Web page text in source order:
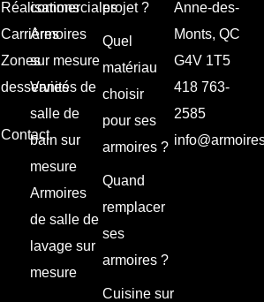
Réalisations
Carrières
Zones
desservies
Contact
commerciales
Armoires
sur mesure
Vanités de
salle de
bain sur
mesure
Armoires
de salle de
lavage sur
mesure
projet ?
Quel
matériau
choisir
pour ses
armoires ?
Quand
remplacer
ses
armoires ?
Cuisine sur
Anne-des-
Monts, QC
G4V 1T5
418 763-
2585